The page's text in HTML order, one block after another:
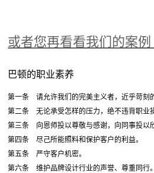
或者您再看看我们的案例
巴顿的职业素养
第一条 请允许我们的完美主义者，近乎苛刻
第二条 无论承受怎样的压力，绝不违背职业
第三条 向恩师投以尊敬与感谢，向同事投以
第四条 尽己所能照料和保护客户的利益。
第五条 严守客户机密。
第六条 维护品牌设计行业的声誉、尊重同行。